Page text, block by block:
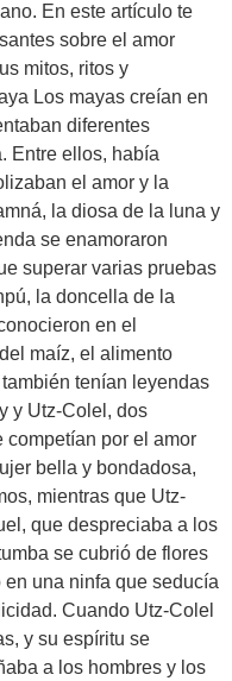
En este artículo te
sobre el amor
mitos, ritos y
Los mayas creían en
diferentes
Entre ellos, había
el amor y la
la diosa de la luna y
se enamoraron
superar varias pruebas
la doncella de la
en el
maíz, el alimento
tenían leyendas
y Utz-Colel, dos
competían por el amor
bella y bondadosa,
mientras que Utz-
que despreciaba a los
se cubrió de flores
una ninfa que seducía
Cuando Utz-Colel
y su espíritu se
a los hombres y los